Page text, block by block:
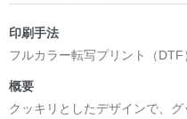
印刷手法
フルカラー転写プリント（DTF
概要
クッキリとしたデザインで、